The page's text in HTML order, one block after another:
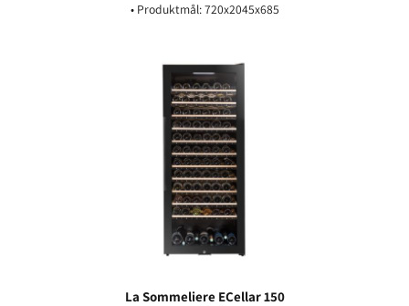
• Produktmål: 720x2045x685
La Sommeliere ECellar 150